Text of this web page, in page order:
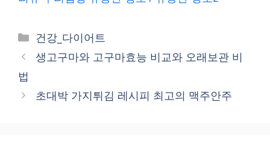
Categories
건강_다이어트
생고구마와 고구마효능 비교와 오래보관 비
법
초대박 가지튀김 레시피 최고의 맥주안주